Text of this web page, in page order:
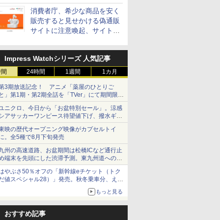
消費者庁、希少な商品を安く
販売すると見せかける偽通販
サイトに注意喚起、サイト名
Impress Watchシリーズ 人気記事
24時間 1週間 1カ月
3期放送記念！ アニメ「薬屋のひとりご
」第1期・第2期全話を「TVer」にて期間限定
順次無料配信開始
ニクロ、今日から「お盆特別セール」。涼感
アサッカーワンピース待望値下げ、撥水ギア
ョーツは1990円に
映の歴代オープニング映像がカプセルトイ
。全5種で8月下旬発売
州の高速道路、お盆期間は松橋ICなど通行止
端末を先頭にした渋滞予測。東九州道への迂
は料金調整を実施
やぶさ50％オフの「新幹線eチケット（トク
値スペシャル28）」発売。秋冬乗車分、えき
もっと見る
おすすめ記事